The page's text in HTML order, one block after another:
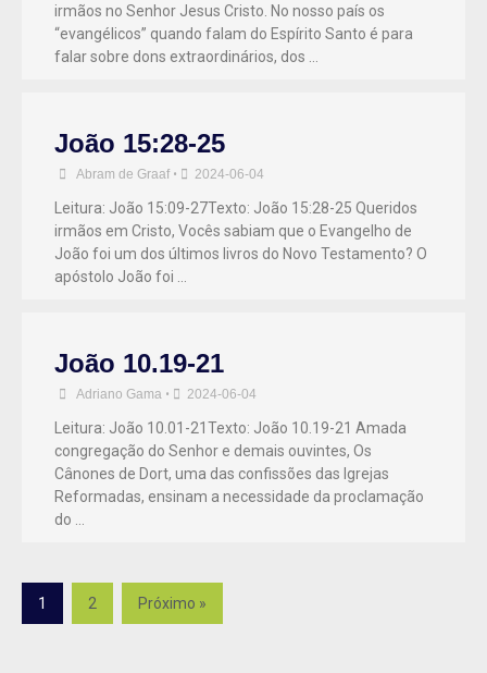
irmãos no Senhor Jesus Cristo. No nosso país os
“evangélicos” quando falam do Espírito Santo é para
falar sobre dons extraordinários, dos …
João 15:28-25
Abram de Graaf • 2024-06-04
Leitura: João 15:09-27Texto: João 15:28-25 Queridos
irmãos em Cristo, Vocês sabiam que o Evangelho de
João foi um dos últimos livros do Novo Testamento? O
apóstolo João foi …
João 10.19-21
Adriano Gama • 2024-06-04
Leitura: João 10.01-21Texto: João 10.19-21 Amada
congregação do Senhor e demais ouvintes, Os
Cânones de Dort, uma das confissões das Igrejas
Reformadas, ensinam a necessidade da proclamação
do …
1 2 Próximo »